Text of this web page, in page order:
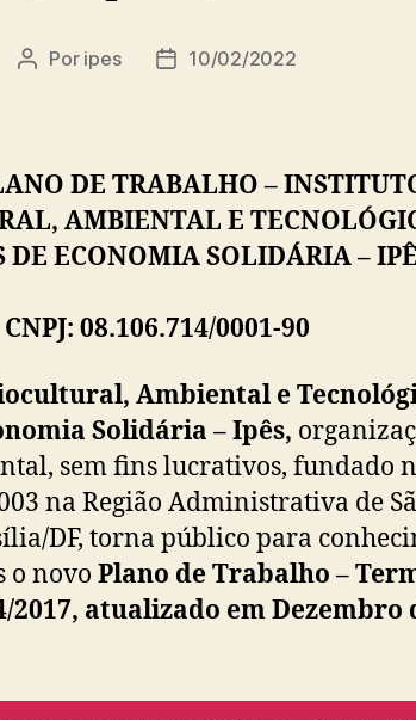
Autor
Por ipes
Data10/02/2022
DE TRABALHO –
AMBIENTAL E
DE ECONOMIA SOLIDÁRIA –
CNPJ: 08.106.714/0001-90
Ambiental e
Solidária – Ipês,
sem fins lucrativos, fundado
na Região Administrativa de
DF, torna público para
o novo Plano de Trabalho –
2017, atualizado em Dezembro